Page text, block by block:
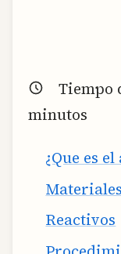
Tiempo
minutos
¿Que es
Materiales
Reactivos